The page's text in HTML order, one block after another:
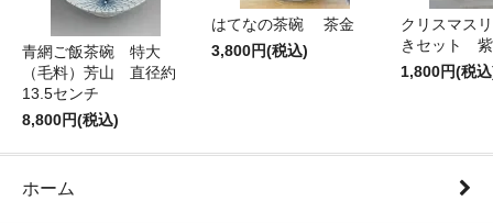
青網ご飯茶碗 特大
（毛料）芳山 直径約
13.5センチ
8,800円(税込)
はてなの茶碗 茶金
3,800円(税込)
クリスマス
きセット
1,800円(税
ホーム